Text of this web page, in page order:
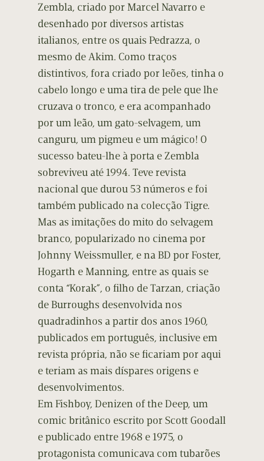
Zembla, criado por Marcel Navarro e
desenhado por diversos artistas
italianos, entre os quais Pedrazza, o
mesmo de Akim. Como traços
distintivos, fora criado por leões, tinha o
cabelo longo e uma tira de pele que lhe
cruzava o tronco, e era acompanhado
por um leão, um gato-selvagem, um
canguru, um pigmeu e um mágico! O
sucesso bateu-lhe à porta e Zembla
sobreviveu até 1994. Teve revista
nacional que durou 53 números e foi
também publicado na colecção Tigre.
Mas as imitações do mito do selvagem
branco, popularizado no cinema por
Johnny Weissmuller, e na BD por Foster,
Hogarth e Manning, entre as quais se
conta “Korak”, o filho de Tarzan, criação
de Burroughs desenvolvida nos
quadradinhos a partir dos anos 1960,
publicados em português, inclusive em
revista própria, não se ficariam por aqui
e teriam as mais díspares origens e
desenvolvimentos.
Em Fishboy, Denizen of the Deep, um
comic britânico escrito por Scott Goodall
e publicado entre 1968 e 1975, o
protagonista comunicava com tubarões